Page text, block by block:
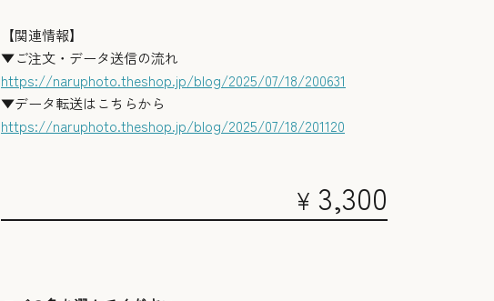
【関連情報】
▼ご注文・データ送信の流れ
https://naruphoto.theshop.jp/blog/2025/07/18/200631
▼データ転送はこちらから
https://naruphoto.theshop.jp/blog/2025/07/18/201120
¥ 3,300